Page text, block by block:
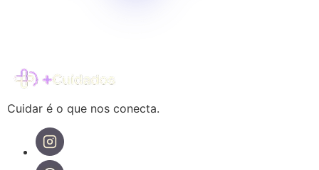
Cuidar é o que nos conecta.